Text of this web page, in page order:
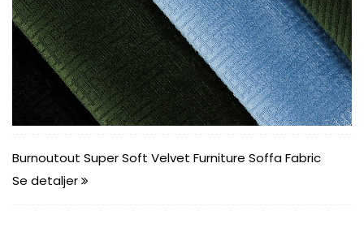
Soffa Fabric
Fleece backing ananas soffa möbler tyg